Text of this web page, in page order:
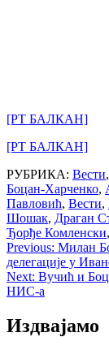
[РТ БАЛКАН]
[РТ БАЛКАН]
РУБРИКА: Вести,
Боцан-Харченко,
Павловић, Вести,
Шошак, Драган
Ђорђе Комленски,
Post
navigation
Previous: Милан
делегације у
Next: Вучић и
НИС-а
Издвајамо